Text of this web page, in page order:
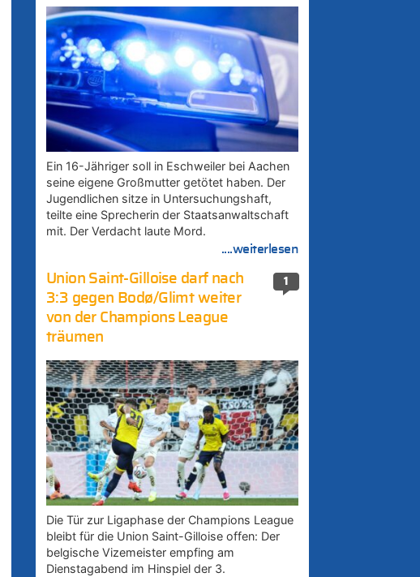
Ein 16-Jähriger soll in Eschweiler bei Aachen
seine eigene Großmutter getötet haben. Der
Jugendlichen sitze in Untersuchungshaft,
teilte eine Sprecherin der Staatsanwaltschaft
mit. Der Verdacht laute Mord.
....weiterlesen
1
Union Saint-Gilloise darf nach
3:3 gegen Bodø/Glimt weiter
von der Champions League
träumen
Die Tür zur Ligaphase der Champions League
bleibt für die Union Saint-Gilloise offen: Der
belgische Vizemeister empfing am
Dienstagabend im Hinspiel der 3.